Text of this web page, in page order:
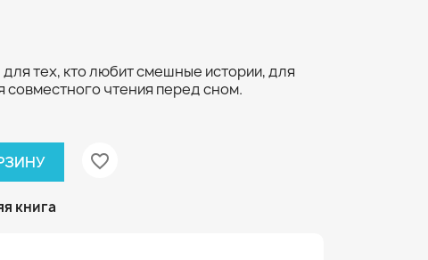
тех, кто любит смешные истории, для
совместного чтения перед сном.
favorite_border
книга